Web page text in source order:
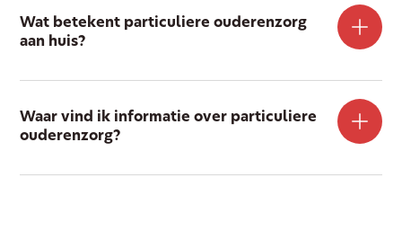
Wat betekent particuliere ouderenzorg
aan huis?
Waar vind ik informatie over particuliere
ouderenzorg?